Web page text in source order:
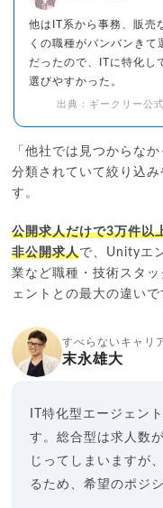
他はIT系から事務、販売
くの職種がバンバンきて
だったので、ITに特化し
選びやすかった。
出典：ギークリー公
「他社では見つからな
分類されていて絞り込
す。
公開求人だけで3万件以
非公開求人で、Unityエ
業など職種・技術スタ
ェントとの最大の違いで
すべらないキャリ
末永雄大
IT特化型エージェン
す。総合型は求人数
じってしまいますが
るため、希望のポジ